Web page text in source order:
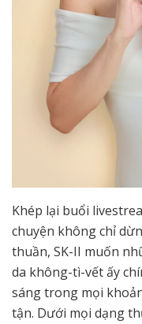
Khép lại buổi
chuyện không chỉ
thuần, SK-II muốn
da không-tì-vết ấy
sáng trong mọi
tận. Dưới mọi dạng